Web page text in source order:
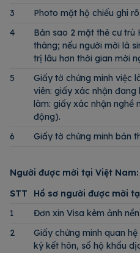
3
Photo mặt hộ chiếu ghi
4
Bản sao 2 mặt thẻ cư trú
tháng; nếu người mời là
trị lâu hơn thời gian mời
5
Giấy tờ chứng minh việc
viên: giấy xác nhận
làm: giấy xác nhận nghề
động).
6
Giấy tờ chứng minh bản
Người được mời tại Việt Nam:
STT
Hồ sơ người được mời
1
Đơn xin Visa kèm ảnh
2
Giấy chứng minh quan
ký kết hôn, sổ hộ khẩu